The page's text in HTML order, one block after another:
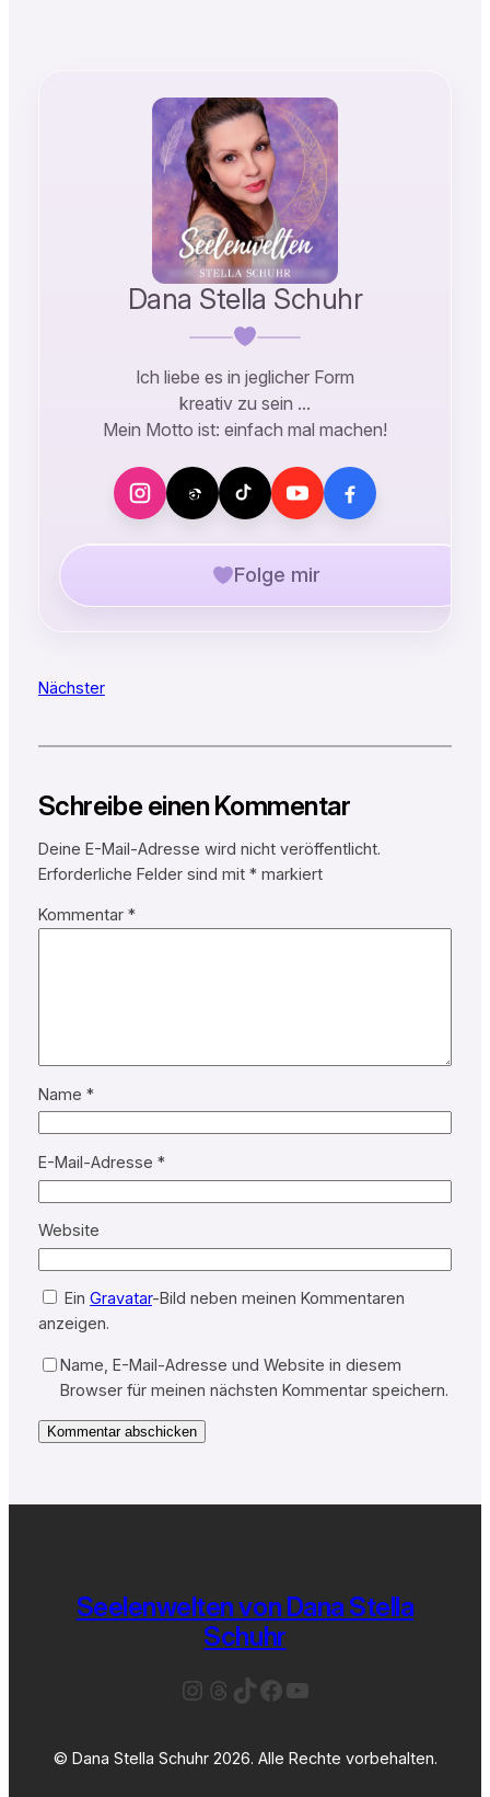
Dana Stella Schuhr
Ich liebe es in jeglicher Form
kreativ zu sein …
Mein Motto ist: einfach mal machen!
Folge mir
Nächster
Schreibe einen Kommentar
Deine E-Mail-Adresse wird nicht veröffentlicht.
Erforderliche Felder sind mit *markiert
Kommentar *
Name *
E-Mail-Adresse *
Website
Ein Gravatar-Bild neben meinen Kommentaren
anzeigen.
Name, E-Mail-Adresse und Website in diesem
Browser für meinen nächsten Kommentar speichern.
Seelenwelten von Dana Stella
Schuhr
Instagram
Threads
TikTok
Facebook
YouTube
© Dana Stella Schuhr 2026. Alle Rechte vorbehalten.